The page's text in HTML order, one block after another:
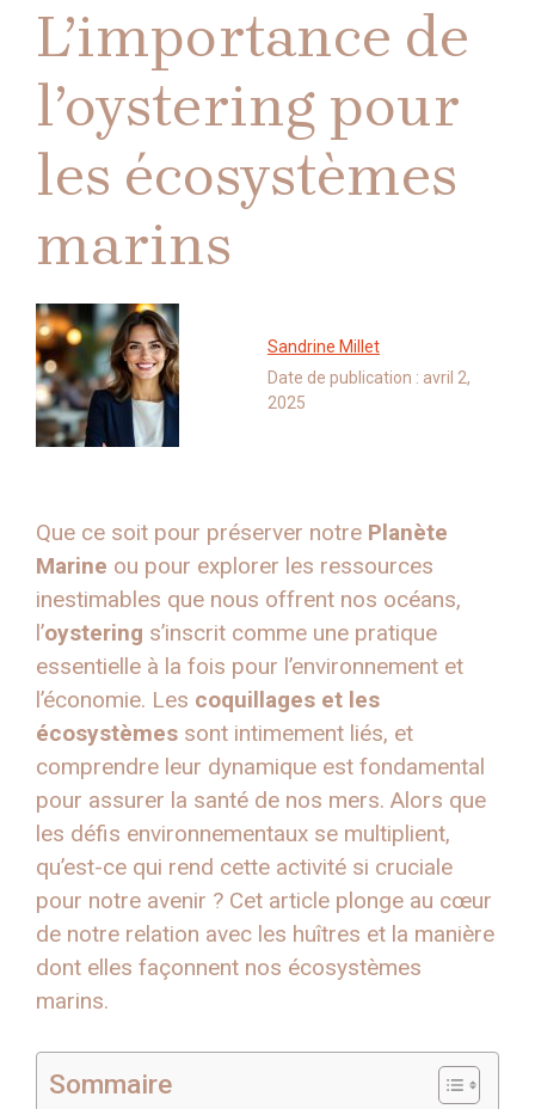
L’importance de
l’oystering pour
les écosystèmes
marins
Sandrine Millet
Date de publication : avril 2,
2025
Que ce soit pour préserver notre Planète
Marine ou pour explorer les ressources
inestimables que nous offrent nos océans,
l’oystering s’inscrit comme une pratique
essentielle à la fois pour l’environnement et
l’économie. Les coquillages et les
écosystèmes sont intimement liés, et
comprendre leur dynamique est fondamental
pour assurer la santé de nos mers. Alors que
les défis environnementaux se multiplient,
qu’est-ce qui rend cette activité si cruciale
pour notre avenir ? Cet article plonge au cœur
de notre relation avec les huîtres et la manière
dont elles façonnent nos écosystèmes
marins.
Sommaire